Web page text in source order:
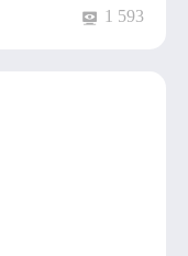
1 593